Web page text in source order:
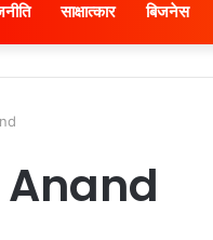
साक्षात्कार बिजनेस